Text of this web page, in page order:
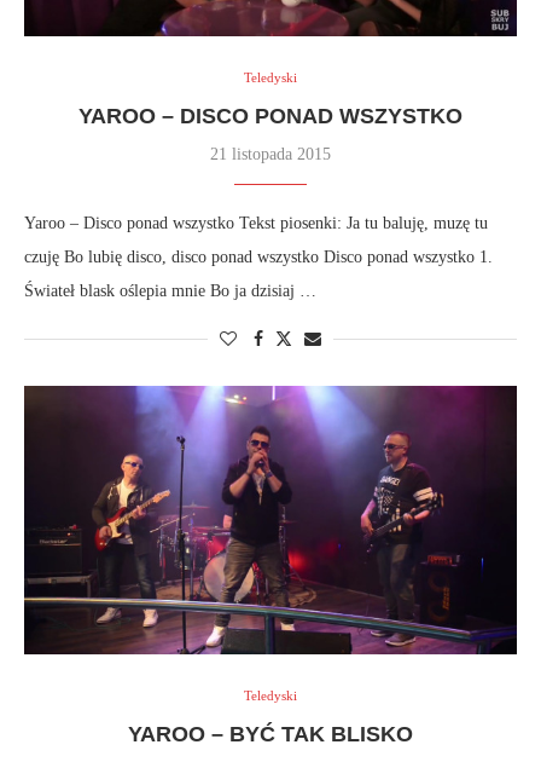
Teledyski
YAROO – DISCO PONAD WSZYSTKO
21 listopada 2015
Yaroo – Disco ponad wszystko Tekst piosenki: Ja tu baluję, muzę tu
czuję Bo lubię disco, disco ponad wszystko Disco ponad wszystko 1.
Świateł blask oślepia mnie Bo ja dzisiaj …
Teledyski
YAROO – BYĆ TAK BLISKO